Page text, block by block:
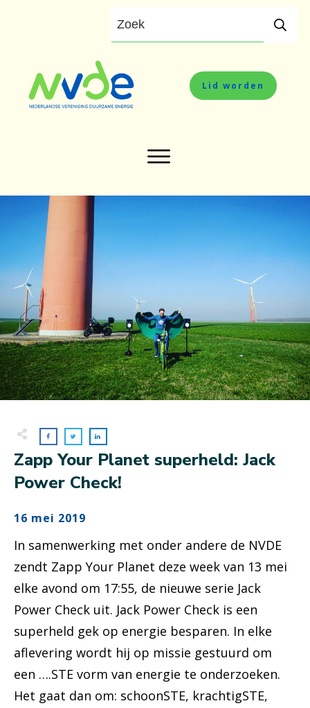
Lid worden
Zapp Your Planet superheld: Jack
Power Check!
16 mei 2019
In samenwerking met onder andere de NVDE
zendt Zapp Your Planet deze week van 13 mei
elke avond om 17:55, de nieuwe serie Jack
Power Check uit. Jack Power Check is een
superheld gek op energie besparen. In elke
aflevering wordt hij op missie gestuurd om
een ….STE vorm van energie te onderzoeken.
Het gaat dan om: schoonSTE, krachtigSTE,